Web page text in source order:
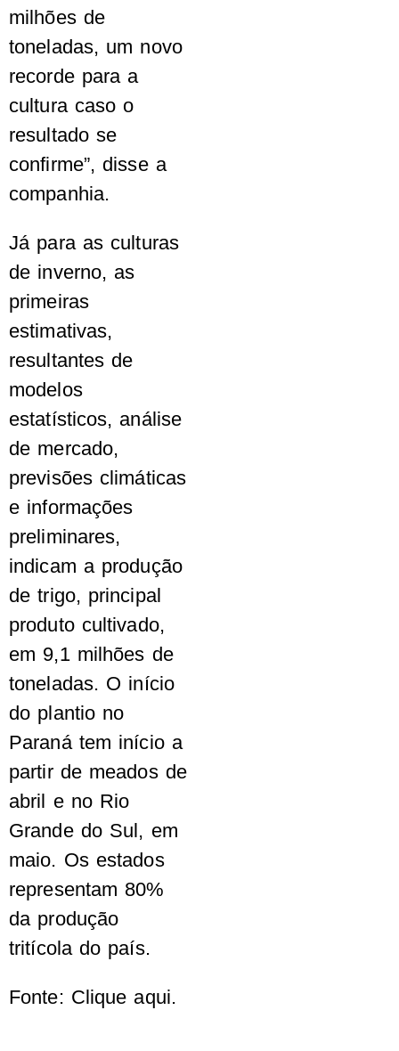
milhões de
toneladas, um novo
recorde para a
cultura caso o
resultado se
confirme”, disse a
companhia.
Já para as culturas
de inverno, as
primeiras
estimativas,
resultantes de
modelos
estatísticos, análise
de mercado,
previsões climáticas
e informações
preliminares,
indicam a produção
de trigo, principal
produto cultivado,
em 9,1 milhões de
toneladas. O início
do plantio no
Paraná tem início a
partir de meados de
abril e no Rio
Grande do Sul, em
maio. Os estados
representam 80%
da produção
tritícola do país.
Fonte: Clique aqui.